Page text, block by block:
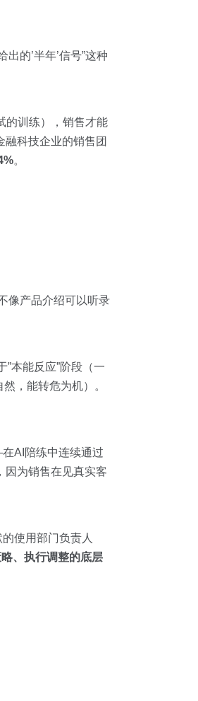
的’半年’信号”这种
的训练），销售才能
科技企业的销售团
。
像产品介绍可以听录
本能反应”阶段（一
，能转危为机）。
AI陪练中连续通过
，因为销售在见真实客
使用部门负责人
、执行调整的底层